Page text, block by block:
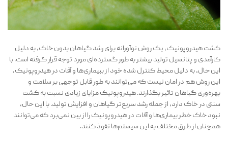
کشت هیدروپونیک، یک روش نوآورانه برای رشد گیاهان بدون خاک، به دلیل
کارآمدی و پتانسیل تولید بیشتر به طور گسترده‌ای مورد توجه قرار گرفته است. با
این حال، به دلیل محیط کنترل شده خود از ببیماری‌ها و آفات در هیدروپونیک،
این روش هم در امان نیست که می‌توانند به طور قابل توجهی بر سلامت و
بهره‌وری گیاهان تاثیر بگذارند. هیدروپونیک مزایای زیادی نسبت به کشت
سنتی در خاک دارد، از جمله رشد سریع‌تر گیاهان و افزایش تولید. با این حال،
نبود خاک خطر بیماری‌ها و آفات در هیدروپونیک را از بین نمی‌برد که می‌توانند
همچنان از طرق مختلف به این سیستم‌ها نفوذ کنند.